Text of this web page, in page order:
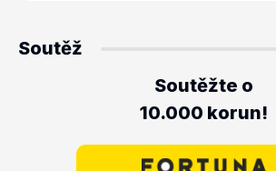
Soutěž
Soutěžte o
10.000 korun!